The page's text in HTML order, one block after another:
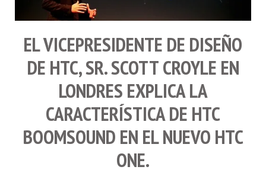
EL VICEPRESIDENTE DE DISEÑO
DE HTC, SR.SCOTT CROYLE EN
LONDRES EXPLICA LA
CARACTERÍSTICA DE HTC
BOOMSOUND EN EL NUEVO HTC
ONE.